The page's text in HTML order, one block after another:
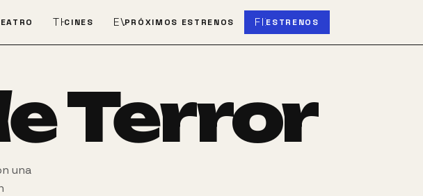
THEATERS
CINES EVENT_UPCOMING
PRÓXIMOS ESTRENOS FIBER_NEW
ESTRENOS
Terror
una